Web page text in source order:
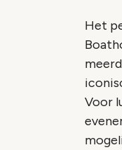
Het
Voor